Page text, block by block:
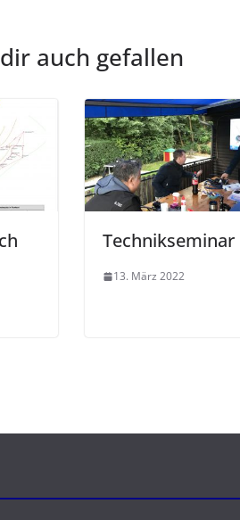
auch gefallen
Technikseminar
13. März 2022